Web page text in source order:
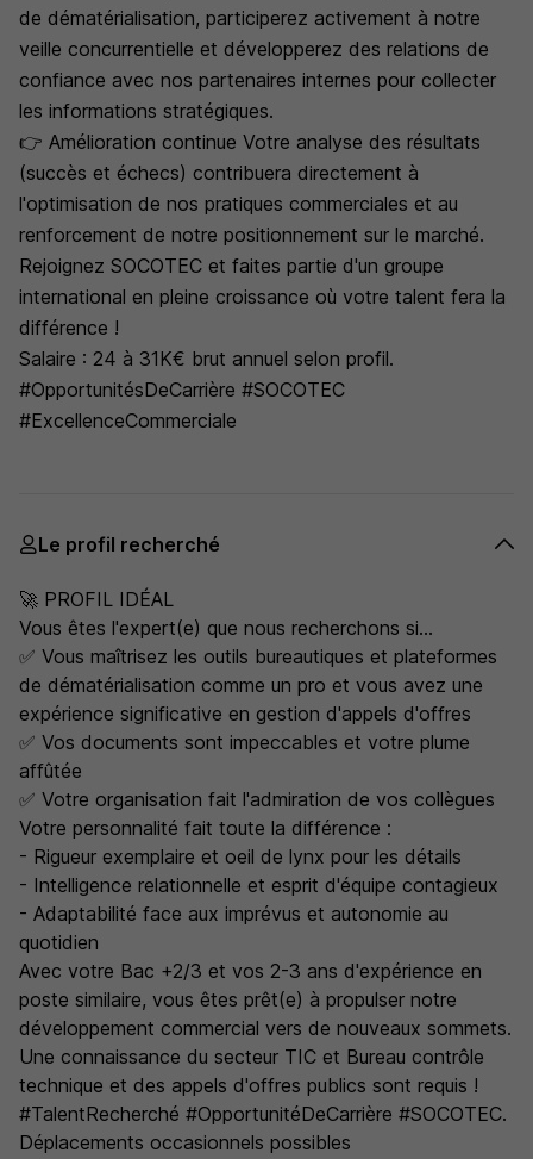
de dématérialisation, participerez activement à notre
veille concurrentielle et développerez des relations de
confiance avec nos partenaires internes pour collecter
les informations stratégiques.
👉 Amélioration continue Votre analyse des résultats
(succès et échecs) contribuera directement à
l'optimisation de nos pratiques commerciales et au
renforcement de notre positionnement sur le marché.
Rejoignez SOCOTEC et faites partie d'un groupe
international en pleine croissance où votre talent fera la
différence !
Salaire : 24 à 31K€ brut annuel selon profil.
#OpportunitésDeCarrière #SOCOTEC
#ExcellenceCommerciale
Le profil recherché
🚀 PROFIL IDÉAL
Vous êtes l'expert(e) que nous recherchons si...
✅ Vous maîtrisez les outils bureautiques et plateformes
de dématérialisation comme un pro et vous avez une
expérience significative en gestion d'appels d'offres
✅ Vos documents sont impeccables et votre plume
affûtée
✅ Votre organisation fait l'admiration de vos collègues
Votre personnalité fait toute la différence :
- Rigueur exemplaire et oeil de lynx pour les détails
- Intelligence relationnelle et esprit d'équipe contagieux
- Adaptabilité face aux imprévus et autonomie au
quotidien
Avec votre Bac +2/3 et vos 2-3 ans d'expérience en
poste similaire, vous êtes prêt(e) à propulser notre
développement commercial vers de nouveaux sommets.
Une connaissance du secteur TIC et Bureau contrôle
technique et des appels d'offres publics sont requis !
#TalentRecherché #OpportunitéDeCarrière #SOCOTEC.
Déplacements occasionnels possibles